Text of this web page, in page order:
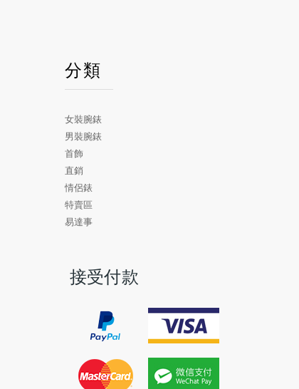
分類
女裝腕錶
男裝腕錶
首飾
直銷
情侶錶
特賣區
易達事
接受付款